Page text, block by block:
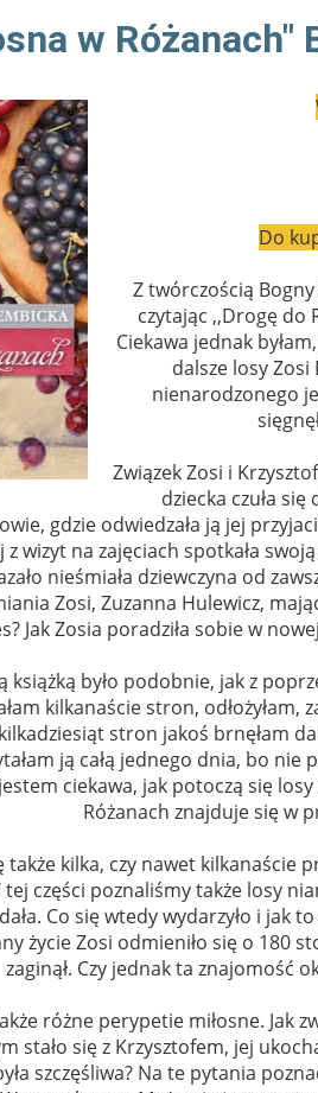
w Różanach"
Do
Z twórczością
czytając ,,Drogę do
Ciekawa jednak
dalsze losy
nienarodzonego
Związek Zosi i
dziecka czuła się
gdzie odwiedzała ją jej
wizyt na zajęciach spotkała
nieśmiała dziewczyna od
Zosi, Zuzanna Hulewicz,
Jak Zosia poradziła sobie w
książką było podobnie, jak z
kilkanaście stron,
stron jakoś brnęłam
ją całą jednego dnia, bo
ciekawa, jak potoczą się
Różanach znajduje się w
także kilka, czy nawet
części poznaliśmy także losy
Co się wtedy wydarzyło i jak
życie Zosi odmieniło się o 180
zaginął. Czy jednak ta znajomość
różne perypetie miłosne. Jak
stało się z Krzysztofem, jej
szczęśliwa? Na te pytania